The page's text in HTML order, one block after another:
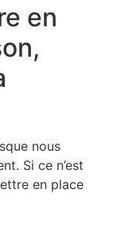
en
nous
Si ce n’est
en place